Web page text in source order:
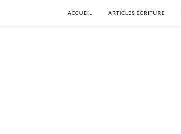
ACCUEIL ARTICLES ÉCRITURE